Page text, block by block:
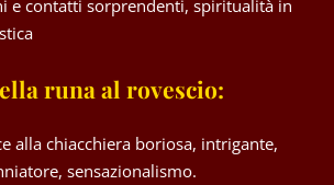
e contatti sorprendenti, spiritualità in
runa al rovescio:
alla chiacchiera boriosa, intrigante,
sensazionalismo.